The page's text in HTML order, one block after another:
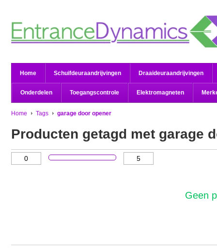
Home Schuifdeuraandrijvingen Draaideuraandrijvingen
Onderdelen Toegangscontrole Elektromagneten
Home Tags garage door opener
Producten getagd met garage
Geen